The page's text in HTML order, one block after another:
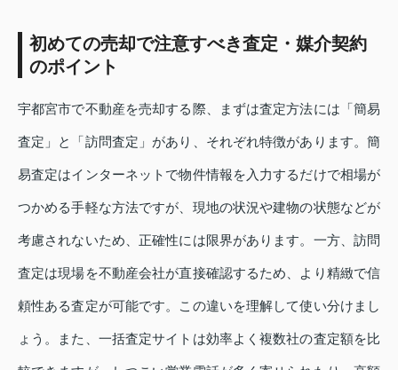
初めての売却で注意すべき査定・媒介契約
のポイント
宇都宮市で不動産を売却する際、まずは査定方法には「簡易
査定」と「訪問査定」があり、それぞれ特徴があります。簡
易査定はインターネットで物件情報を入力するだけで相場が
つかめる手軽な方法ですが、現地の状況や建物の状態などが
考慮されないため、正確性には限界があります。一方、訪問
査定は現場を不動産会社が直接確認するため、より精緻で信
頼性ある査定が可能です。この違いを理解して使い分けまし
ょう。また、一括査定サイトは効率よく複数社の査定額を比